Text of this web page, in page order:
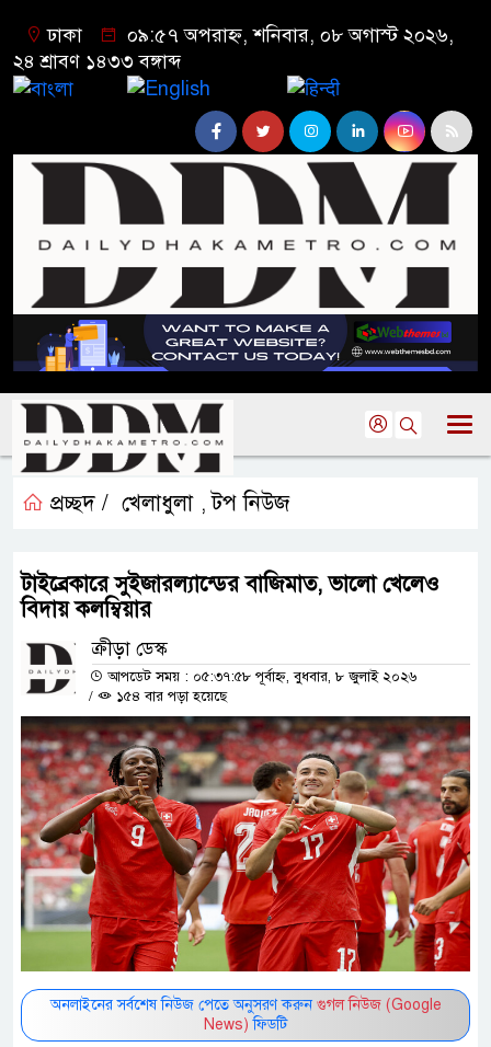
ঢাকা
০৯:৫৭ অপরাহ্ন, শনিবার, ০৮ অগাস্ট ২০২৬,
২৪ শ্রাবণ ১৪৩৩ বঙ্গাব্দ
প্রচ্ছদ / খেলাধুলা ,টপ নিউজ
টাইব্রেকারে সুইজারল্যান্ডের বাজিমাত, ভালো খেলেও
বিদায় কলম্বিয়ার
ক্রীড়া ডেস্ক
আপডেট সময় : ০৫:৩৭:৫৮ পূর্বাহ্ন, বুধবার, ৮ জুলাই ২০২৬
/
১৫৪ বার পড়া হয়েছে
অনলাইনের সর্বশেষ নিউজ পেতে অনুসরণ করুন গুগল নিউজ (Google
News) ফিডটি